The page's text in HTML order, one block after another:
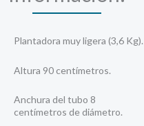
Plantadora muy ligera (3,6 Kg).
Altura 90 centímetros.
Anchura del tubo 8
centímetros de diámetro.